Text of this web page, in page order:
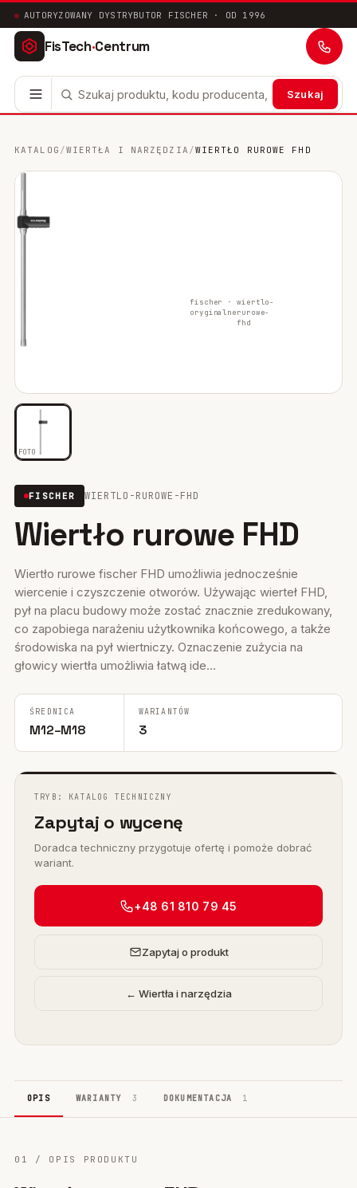
AUTORYZOWANY DYSTRYBUTOR FISCHER · OD 1996
FisTech·Centrum
Szukaj
Mocowania chemiczne 41
Mocowania ramowe
Mocowania w pustych przestrzeniach
Mocowania ociepleń 28
Mocowania do rusztowań
Wiertła i narzędzia
Mocowania elektryczne
Wkręty
Firestop
Uszczelniacze, piany kleje
Systemy fasadowe
KATALOG /WIERTŁA I NARZĘDZIA /WIERTŁO RUROWE FHD
FOTO
fischer ·
oryginalne
wiertlo-
rurowe-
fhd
FISCHER WIERTLO-RUROWE-FHD
Wiertło rurowe FHD
Wiertło rurowe fischer FHD umożliwia jednocześnie
wiercenie i czyszczenie otworów. Używając wierteł FHD,
pył na placu budowy może zostać znacznie zredukowany,
co zapobiega narażeniu użytkownika końcowego, a także
środowiska na pył wiertniczy. Oznaczenie zużycia na
głowicy wiertła umożliwia łatwą ide...
ŚREDNICA
M12–M18
WARIANTÓW
3
TRYB: KATALOG TECHNICZNY
Zapytaj o wycenę
Doradca techniczny przygotuje ofertę i pomoże dobrać
wariant.
+48 61 810 79 45
Zapytaj o produkt
← Wiertła i narzędzia
OPIS WARIANTY 3 DOKUMENTACJA 1
01 / OPIS PRODUKTU